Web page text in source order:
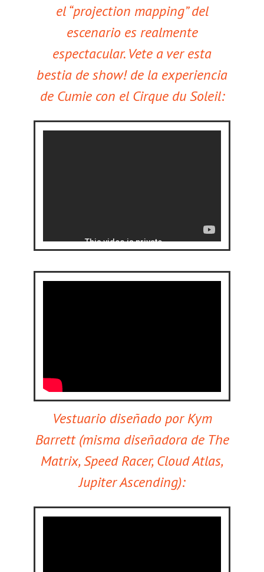
el “projection mapping” del
escenario es realmente
espectacular. Vete a ver esta
bestia de show! de la experiencia
de Cumie con el Cirque du Soleil:
Vestuario diseñado por Kym
Barrett (misma diseñadora de The
Matrix, Speed Racer, Cloud Atlas,
Jupiter Ascending):